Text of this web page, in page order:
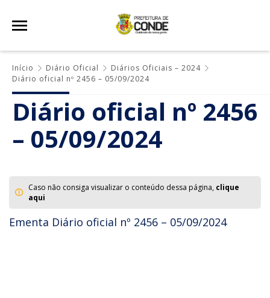
Início Diário Oficial
Diários Oficiais – 2024
Diário oficial nº 2456 – 05/09/2024
Diário oficial nº 2456
– 05/09/2024
Caso não consiga visualizar o conteúdo dessa página, clique
aqui
Ementa Diário oficial nº 2456 – 05/09/2024